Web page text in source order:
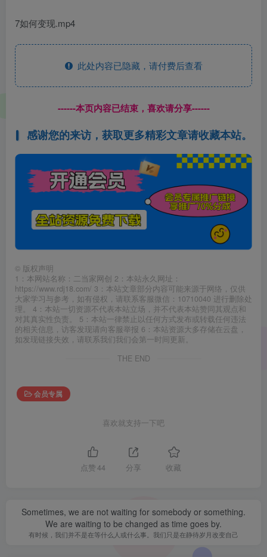
7如何变现.mp4
此处内容已隐藏，请付费后查看
------本页内容已结束，喜欢请分享------
感谢您的来访，获取更多精彩文章请收藏本站。
© 版权声明
1：本网站名称：二当家网创 2：本站永久网址：
https://www.rdj18.com/ 3：本站文章部分内容可能来源于网络，仅供
大家学习与参考，如有侵权，请联系客服微信：10710040 进行删除处
理。 4：本站一切资源不代表本站立场，并不代表本站赞同其观点和
对其真实性负责。 5：本站一律禁止以任何方式发布或转载任何违法
的相关信息，访客发现请向客服举报 6：本站资源大多存储在云盘，
如发现链接失效，请联系我们我们会第一时间更新。
THE END
会员专属
喜欢就支持一下吧
点赞 44 分享 收藏
Sometimes, we are not waiting for somebody or something.
We are waiting to be changed as time goes by.
有时候，我们并不是在等什么人或什么事。我们只是在静待岁月改变自己